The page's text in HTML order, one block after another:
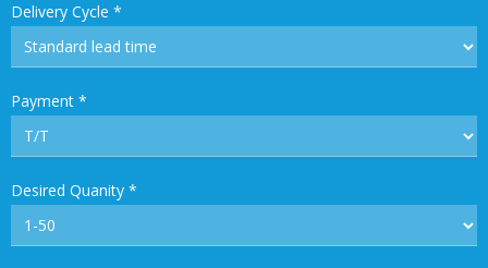
Delivery Cycle *
Payment *
Desired Quanity *